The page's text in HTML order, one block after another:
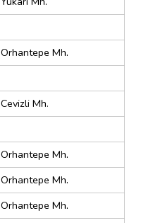
Orhantepe Mh.
Cevizli Mh.
Orhantepe Mh.
Orhantepe Mh.
Orhantepe Mh.